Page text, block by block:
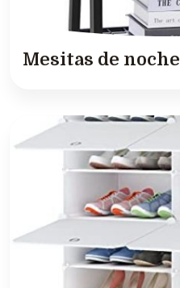
Mesitas de noche